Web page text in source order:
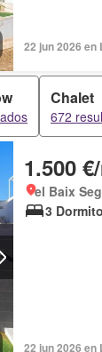
22 jun 2026 en
Chalet
672
1.500
el Baix
3
22 jun 2026 en